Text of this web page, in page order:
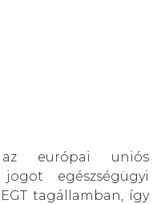
európai uniós
egészségügyi
tagállamban, így